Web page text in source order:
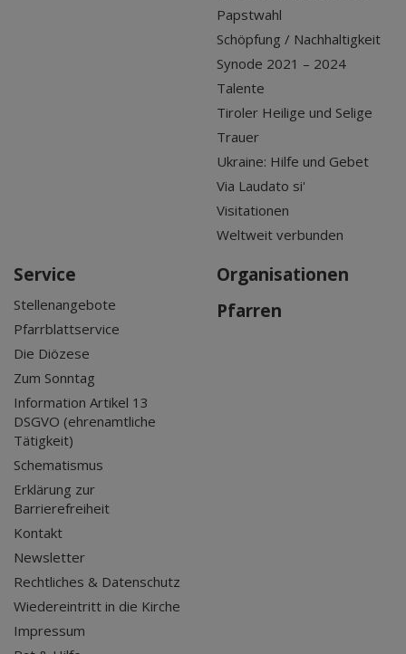
Papstwahl
Schöpfung / Nachhaltigkeit
Synode 2021 – 2024
Talente
Tiroler Heilige und Selige
Trauer
Ukraine: Hilfe und Gebet
Via Laudato si'
Visitationen
Weltweit verbunden
Service
Stellenangebote
Pfarrblattservice
Die Diözese
Zum Sonntag
Information Artikel 13
DSGVO (ehrenamtliche
Tätigkeit)
Schematismus
Erklärung zur
Barrierefreiheit
Kontakt
Newsletter
Rechtliches & Datenschutz
Wiedereintritt in die Kirche
Impressum
Organisationen
Pfarren